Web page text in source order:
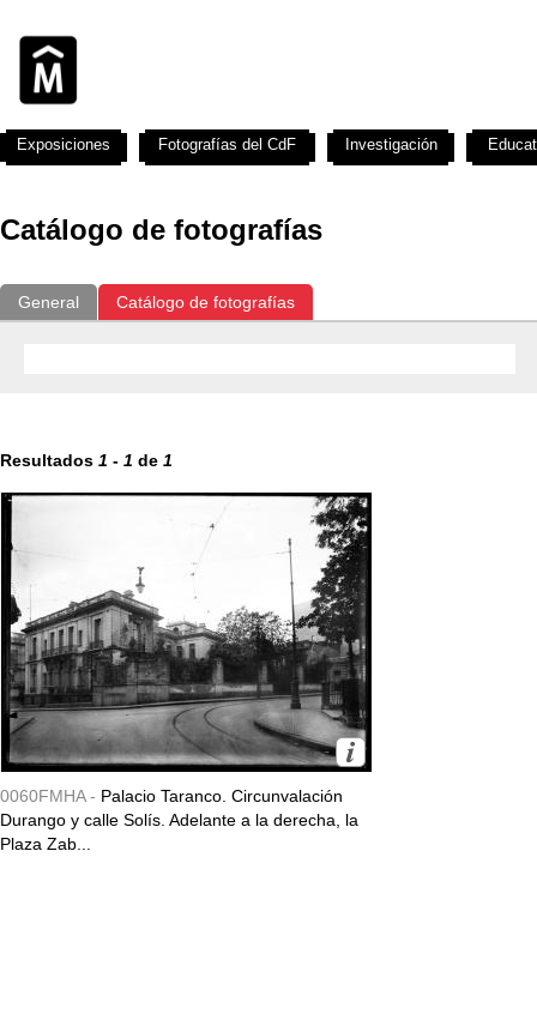
Catálogo de fotografías
General Catálogo de fotografías
Resultados 1 - 1 de 1
0060FMHA - Palacio Taranco. Circunvalación
Durango y calle Solís. Adelante a la derecha, la
Plaza Zab...
Exposiciones Fotografías del CdF Investigación